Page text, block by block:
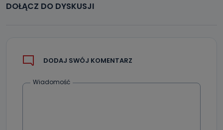
DOŁĄCZ DO DYSKUSJI
DODAJ SWÓJ KOMENTARZ
Wiadomość